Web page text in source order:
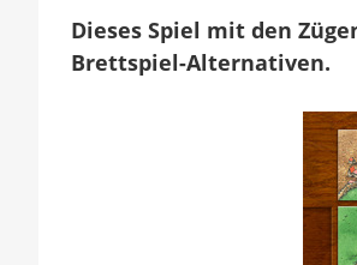
Dieses Spiel mit den
Brettspiel-Alternativen.